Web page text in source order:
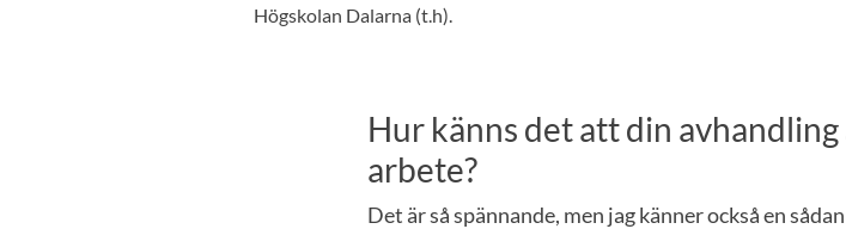
Högskolan Dalarna (t.h).
Hur känns det att din
arbete?
Det är så spännande, men jag känner också en